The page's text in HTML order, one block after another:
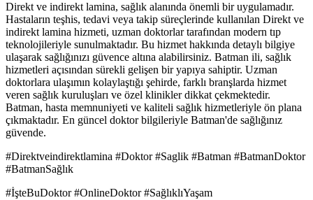
Direkt ve indirekt lamina, sağlık alanında önemli bir uygulamadır.
Hastaların teşhis, tedavi veya takip süreçlerinde kullanılan Direkt ve
indirekt lamina hizmeti, uzman doktorlar tarafından modern tıp
teknolojileriyle sunulmaktadır. Bu hizmet hakkında detaylı bilgiye
ulaşarak sağlığınızı güvence altına alabilirsiniz. Batman ili, sağlık
hizmetleri açısından sürekli gelişen bir yapıya sahiptir. Uzman
doktorlara ulaşımın kolaylaştığı şehirde, farklı branşlarda hizmet
veren sağlık kuruluşları ve özel klinikler dikkat çekmektedir.
Batman, hasta memnuniyeti ve kaliteli sağlık hizmetleriyle ön plana
çıkmaktadır. En güncel doktor bilgileriyle Batman'de sağlığınız
güvende.
#Direktveindirektlamina #Doktor #Saglik #Batman #BatmanDoktor
#BatmanSağlık
#İşteBuDoktor #OnlineDoktor #SağlıklıYaşam